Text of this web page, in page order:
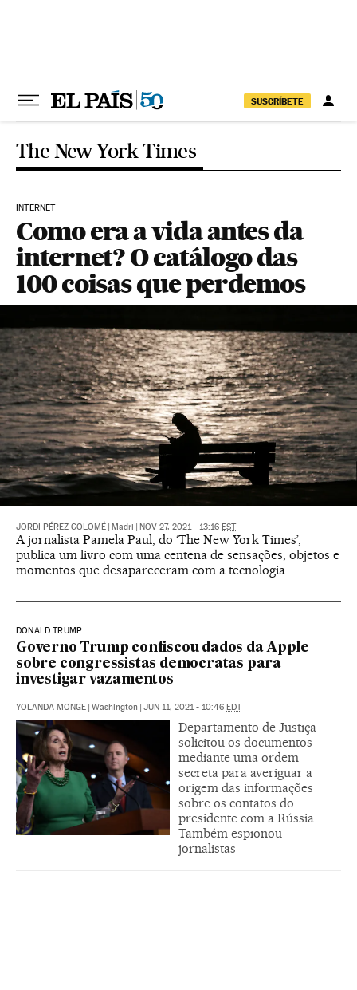
SUSCRÍBETE
The New York Times
INTERNET
Como era a vida antes da
internet? O catálogo das
100 coisas que perdemos
JORDI PÉREZ COLOMÉ Madri NOV 27, 2021 - 13:16 EST
A jornalista Pamela Paul, do ‘The New York Times’,
publica um livro com uma centena de sensações, objetos e
momentos que desapareceram com a tecnologia
DONALD TRUMP
Governo Trump confiscou dados da Apple
sobre congressistas democratas para
investigar vazamentos
YOLANDA MONGE Washington JUN 11, 2021 - 10:46 EDT
Departamento de Justiça
solicitou os documentos
mediante uma ordem
secreta para averiguar a
origem das informações
sobre os contatos do
presidente com a Rússia.
Também espionou
jornalistas